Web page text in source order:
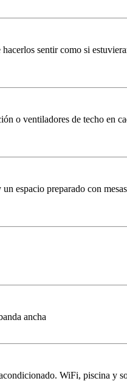
sentir como si
o ventiladores de techo en
espacio preparado con
ancha
WiFi, piscina y